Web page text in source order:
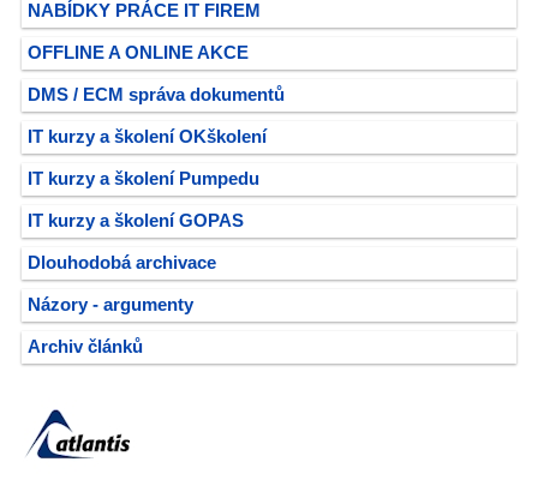
NABÍDKY PRÁCE IT FIREM
OFFLINE A ONLINE AKCE
DMS / ECM správa dokumentů
IT kurzy a školení OKškolení
IT kurzy a školení Pumpedu
IT kurzy a školení GOPAS
Dlouhodobá archivace
Názory - argumenty
Archiv článků